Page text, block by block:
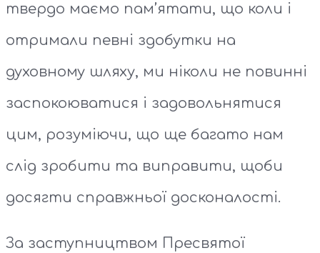
твердо маємо пам’ятати, що коли і
отримали певні здобутки на
духовному шляху, ми ніколи не повинні
заспокоюватися і задовольнятися
цим, розуміючи, що ще багато нам
слід зробити та виправити, щоби
досягти справжньої досконалості.
За заступництвом Пресвятої